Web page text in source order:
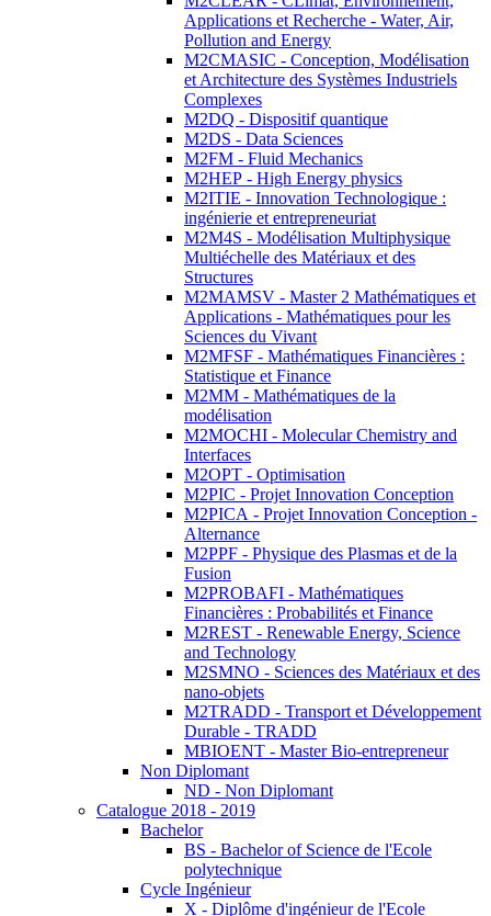
Applications et Recherche - Water, Air,
Pollution and Energy
M2CMASIC - Conception, Modélisation
et Architecture des Systèmes Industriels
Complexes
M2DQ - Dispositif quantique
M2DS - Data Sciences
M2FM - Fluid Mechanics
M2HEP - High Energy physics
M2ITIE - Innovation Technologique :
ingénierie et entrepreneuriat
M2M4S - Modélisation Multiphysique
Multiéchelle des Matériaux et des
Structures
M2MAMSV - Master 2 Mathématiques et
Applications - Mathématiques pour les
Sciences du Vivant
M2MFSF - Mathématiques Financières :
Statistique et Finance
M2MM - Mathématiques de la
modélisation
M2MOCHI - Molecular Chemistry and
Interfaces
M2OPT - Optimisation
M2PIC - Projet Innovation Conception
M2PICA - Projet Innovation Conception -
Alternance
M2PPF - Physique des Plasmas et de la
Fusion
M2PROBAFI - Mathématiques
Financières : Probabilités et Finance
M2REST - Renewable Energy, Science
and Technology
M2SMNO - Sciences des Matériaux et des
nano-objets
M2TRADD - Transport et Développement
Durable - TRADD
MBIOENT - Master Bio-entrepreneur
Non Diplomant
ND - Non Diplomant
Catalogue 2018 - 2019
Bachelor
BS - Bachelor of Science de l'Ecole
polytechnique
Cycle Ingénieur
X - Diplôme d'ingénieur de l'Ecole